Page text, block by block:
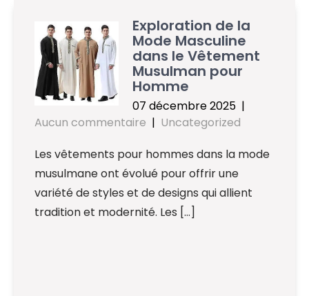
Exploration de la
Mode Masculine
dans le Vêtement
Musulman pour
Homme
07 décembre 2025 |
Aucun commentaire | Uncategorized
Les vêtements pour hommes dans la mode
musulmane ont évolué pour offrir une
variété de styles et de designs qui allient
tradition et modernité. Les […]